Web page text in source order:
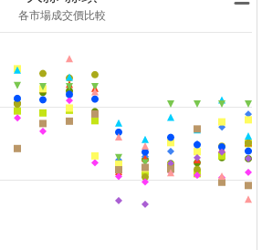
各市場成交價比較